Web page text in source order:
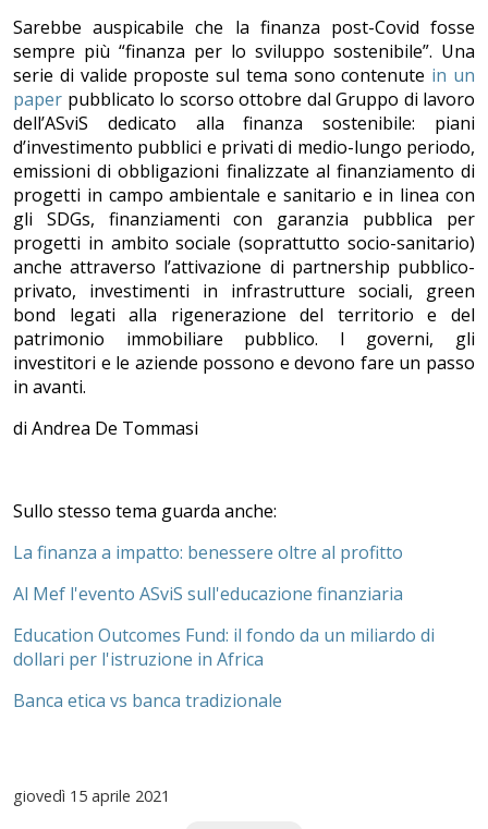
Sarebbe auspicabile che la finanza post-Covid fosse
sempre più “finanza per lo sviluppo sostenibile”. Una
serie di valide proposte sul tema sono contenute in un
paper pubblicato lo scorso ottobre dal Gruppo di lavoro
dell’ASviS dedicato alla finanza sostenibile: piani
d’investimento pubblici e privati di medio-lungo periodo,
emissioni di obbligazioni finalizzate al finanziamento di
progetti in campo ambientale e sanitario e in linea con
gli SDGs, finanziamenti con garanzia pubblica per
progetti in ambito sociale (soprattutto socio-sanitario)
anche attraverso l’attivazione di partnership pubblico-
privato, investimenti in infrastrutture sociali, green
bond legati alla rigenerazione del territorio e del
patrimonio immobiliare pubblico. I governi, gli
investitori e le aziende possono e devono fare un passo
in avanti.
di Andrea De Tommasi
Sullo stesso tema guarda anche:
La finanza a impatto: benessere oltre al profitto
Al Mef l'evento ASviS sull'educazione finanziaria
Education Outcomes Fund: il fondo da un miliardo di
dollari per l'istruzione in Africa
Banca etica vs banca tradizionale
giovedì 15 aprile 2021